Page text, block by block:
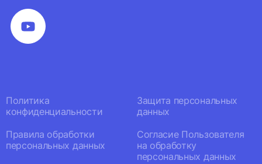
Политика
конфиденциальности
Защита персональных
данных
Правила обработки
персональных данных
Согласие Пользователя
на обработку
персональных данных